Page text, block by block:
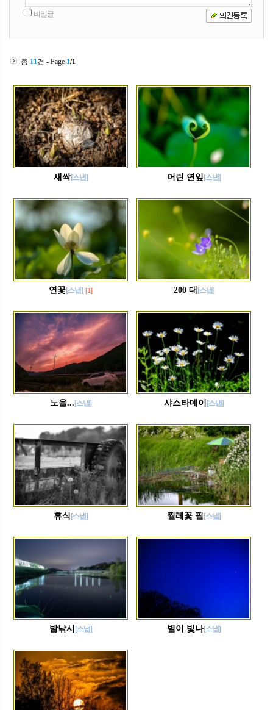
총 11 건 - Page 1/1
새싹[스냅] 어린 연잎[스냅]
연꽃[스냅] [1] 200 대 [스냅]
노을...[스냅] 샤스타데이 [스냅]
휴식 [스냅] 찔레꽃 필 [스냅]
밤낚시 [스냅] 별이 빛나[스냅]